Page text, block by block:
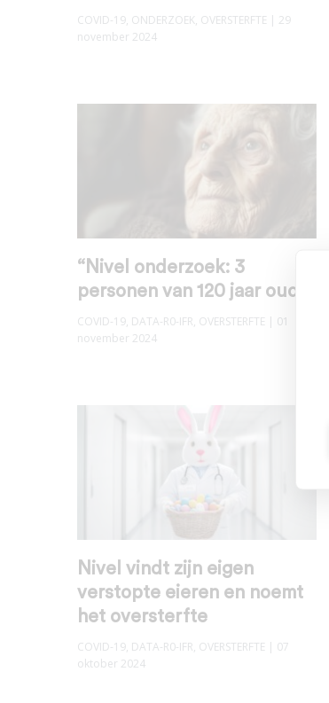
COVID-19, ONDERZOEK, OVERSTERFTE | 29
november 2024
“Nivel onderzoek: 3
personen van 120 jaar oud”
COVID-19, DATA-R0-IFR, OVERSTERFTE | 01
november 2024
Nivel vindt zijn eigen
verstopte eieren en noemt
het oversterfte
COVID-19, DATA-R0-IFR, OVERSTERFTE | 07
oktober 2024